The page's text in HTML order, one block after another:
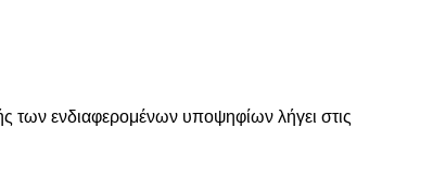
των ενδιαφερομένων υποψηφίων λήγει στις